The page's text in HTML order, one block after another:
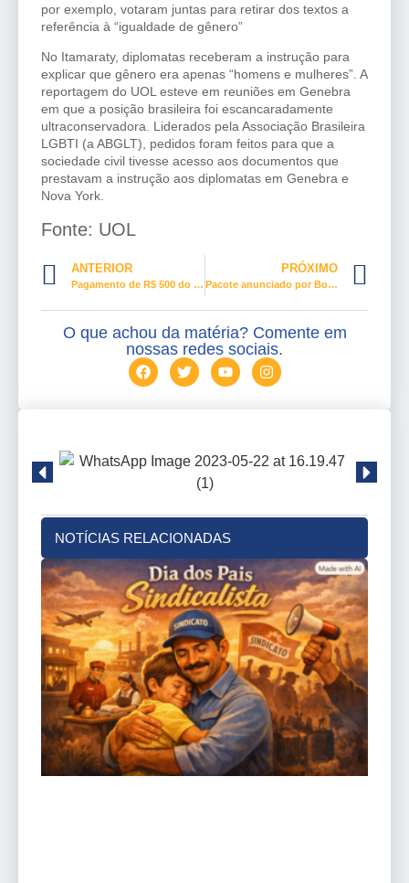
por exemplo, votaram juntas para retirar dos textos a
referência à “igualdade de gênero”
No Itamaraty, diplomatas receberam a instrução para
explicar que gênero era apenas “homens e mulheres”. A
reportagem do UOL esteve em reuniões em Genebra
em que a posição brasileira foi escancaradamente
ultraconservadora. Liderados pela Associação Brasileira
LGBTI (a ABGLT), pedidos foram feitos para que a
sociedade civil tivesse acesso aos documentos que
prestavam a instrução aos diplomatas em Genebra e
Nova York.
Fonte: UOL
ANTERIOR
Pagamento de R$ 500 do FGTS começa nesta semana
PRÓXIMO
Pacote anunciado por Bolsonaro é insuficiente para reduzir desemprego
O que achou da matéria? Comente em
nossas redes sociais.
NOTÍCIAS RELACIONADAS